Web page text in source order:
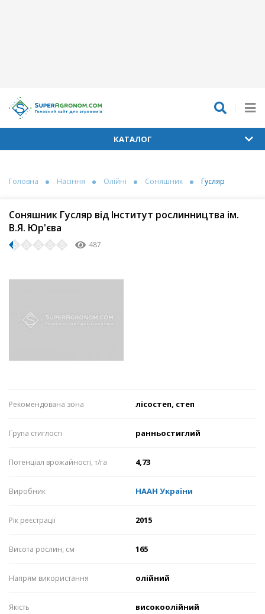
КАТАЛОГ
Головна Насіння Олійні Соняшник Гусляр
Соняшник Гусляр від Інститут рослинництва ім.
В.Я. Юр'єва
487
Рекомендована зона лісостеп, степ
Група стиглості ранньостиглий
Потенціал врожайності, т/га 4,73
Виробник НААН України
Рік реєстрації 2015
Висота рослин, см 165
Напрям використання олійний
Якість високоолійний